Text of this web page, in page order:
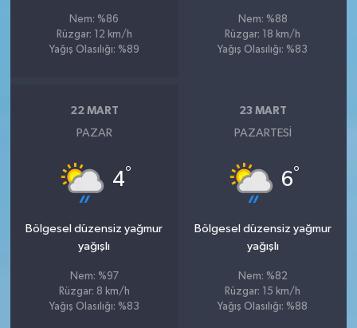
Nem: %86
Rüzgar: 12 km/h
Yağış Olasılığı: %89
Nem: %88
Rüzgar: 18 km/h
Yağış Olasılığı: %83
22 MART
PAZAR
4°
Bölgesel düzensiz yağmur
yağışlı
Nem: %97
Rüzgar: 8 km/h
Yağış Olasılığı: %83
23 MART
PAZARTESI
6°
Bölgesel düzensiz yağmur
yağışlı
Nem: %82
Rüzgar: 15 km/h
Yağış Olasılığı: %88